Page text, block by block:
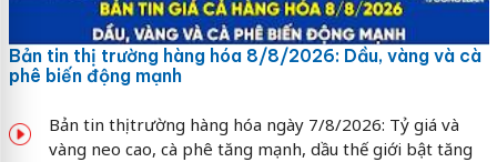
Bản tin thị trường hàng hóa 8/8/2026: Dầu, vàng và cà
phê biến động mạnh
Bản tin thị trường hàng hóa ngày 7/8/2026: Tỷ giá và
vàng neo cao, cà phê tăng mạnh, dầu thế giới bật tăng